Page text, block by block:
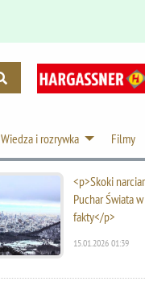
Wiedza i rozrywka Filmy
<p>Skoki
Puchar Świata
fakty</p>
15.01.2026 01:39